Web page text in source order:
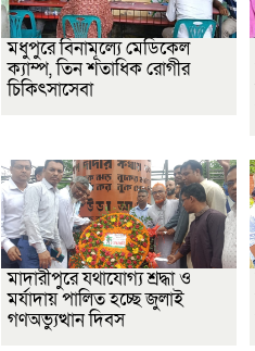
মধুপুরে বিনামূল্যে মেডিকেল
ক্যাম্প, তিন শতাধিক রোগীর
চিকিৎসাসেবা
মাদারীপুরে যথাযোগ্য শ্রদ্ধা ও
মর্যাদায় পালিত হচ্ছে জুলাই
গণঅভ্যুত্থান দিবস